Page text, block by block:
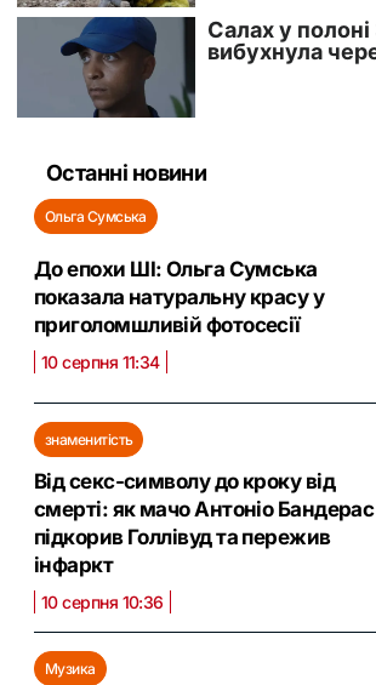
Останні новини
Ольга Сумська
До епохи ШІ: Ольга Сумська
показала натуральну красу у
приголомшливій фотосесії
10 серпня 11:34
знаменитість
Від секс-символу до кроку від
смерті: як мачо Антоніо Бандерас
підкорив Голлівуд та пережив
інфаркт
10 серпня 10:36
Музика